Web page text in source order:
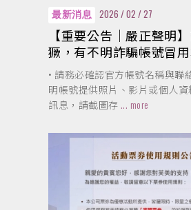
最新消息 2026 / 02 / 27
【重要公告｜嚴正聲明
獗，有不明詐騙帳號冒
• 請務必確認官方帳號名稱與聯
明帳號提供照片、影片或個人
訊息，請截圖存 ... more